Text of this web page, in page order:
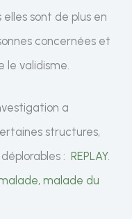
sont de plus en
concernées et
validisme.
a
structures,
déplorables :REPLAY.
malade du